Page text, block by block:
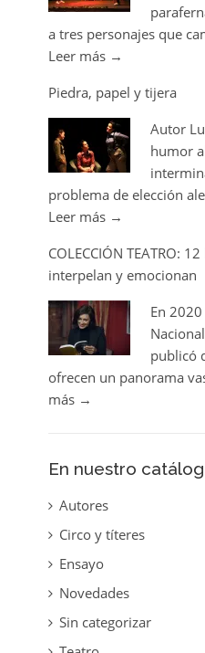
a tres personajes que
Leer más →
Piedra, papel y tijera
Autor
humor
problema de elección
Leer más →
COLECCIÓN TEATRO:
interpelan y emocionan
En
publicó
ofrecen un panorama
más →
En nuestro
Autores
Circo y títeres
Ensayo
Novedades
Sin categorizar